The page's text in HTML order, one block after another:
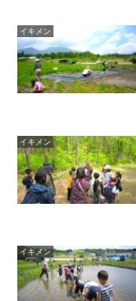
イキメン
イキメン
イキメン